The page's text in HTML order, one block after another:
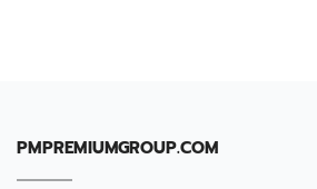
PMPREMIUMGROUP.COM